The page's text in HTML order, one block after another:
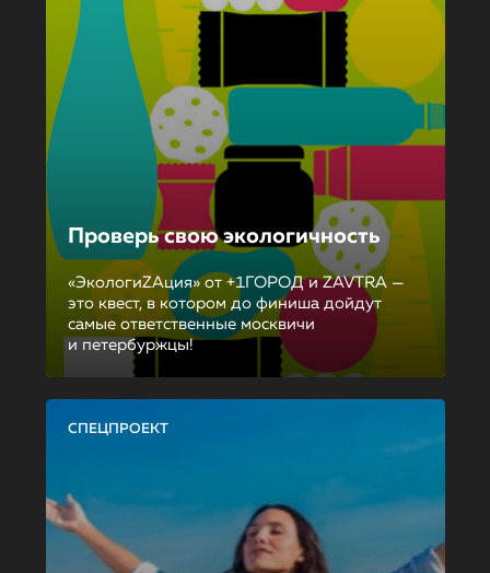
Проверь свою экологичность
«ЭкологиZAция» от +1ГОРОД и ZAVTRA —
это квест, в котором до финиша дойдут
самые ответственные москвичи
и петербуржцы!
СПЕЦПРОЕКТ